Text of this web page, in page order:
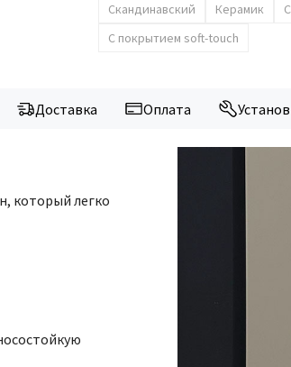
Скандинавский
Керамик
С покрытием soft-touch
Доставка Оплата
который легко